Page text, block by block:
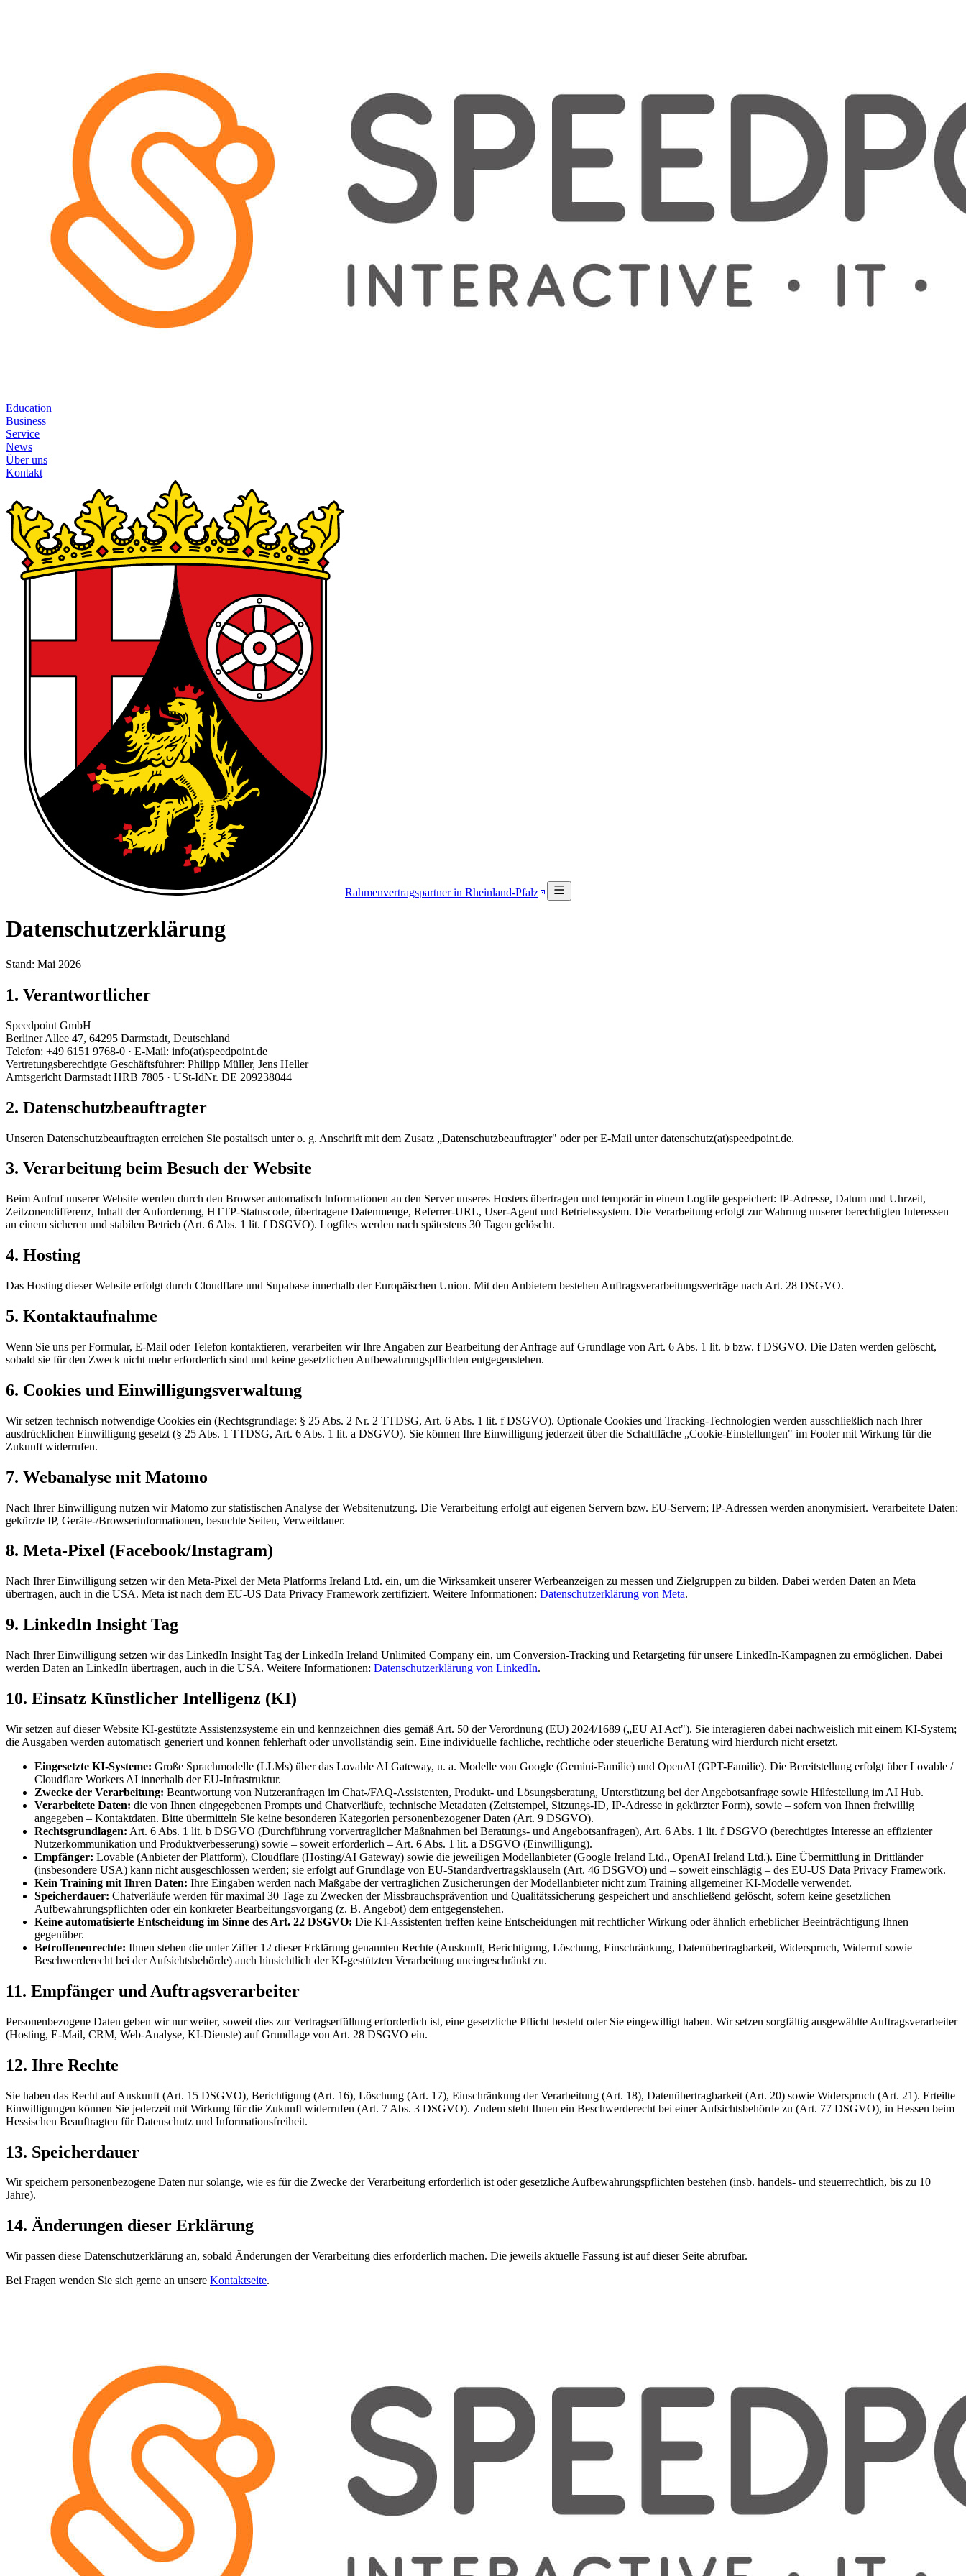
Education
Business
Service
News
Über uns
Kontakt
Rahmenvertragspartner in Rheinland-Pfalz
Datenschutzerklärung
Stand: Mai 2026
1. Verantwortlicher
Speedpoint GmbH
Berliner Allee 47, 64295 Darmstadt, Deutschland
Telefon: +49 6151 9768-0 · E-Mail: info(at)speedpoint.de
Vertretungsberechtigte Geschäftsführer: Philipp Müller, Jens Heller
Amtsgericht Darmstadt HRB 7805 · USt-IdNr. DE 209238044
2. Datenschutzbeauftragter
Unseren Datenschutzbeauftragten erreichen Sie postalisch unter o. g. Anschrift mit dem Zusatz „Datenschutzbeauftragter" oder per E-Mail unter datenschutz(at)speedpoint.de.
3. Verarbeitung beim Besuch der Website
Beim Aufruf unserer Website werden durch den Browser automatisch Informationen an den Server unseres Hosters übertragen und temporär in einem Logfile gespeichert: IP-Adresse, Datum und Uhrzeit,
Zeitzonendifferenz, Inhalt der Anforderung, HTTP-Statuscode, übertragene Datenmenge, Referrer-URL, User-Agent und Betriebssystem. Die Verarbeitung erfolgt zur Wahrung unserer berechtigten Interessen
an einem sicheren und stabilen Betrieb (Art. 6 Abs. 1 lit. f DSGVO). Logfiles werden nach spätestens 30 Tagen gelöscht.
4. Hosting
Das Hosting dieser Website erfolgt durch Cloudflare und Supabase innerhalb der Europäischen Union. Mit den Anbietern bestehen Auftragsverarbeitungsverträge nach Art. 28 DSGVO.
5. Kontaktaufnahme
Wenn Sie uns per Formular, E-Mail oder Telefon kontaktieren, verarbeiten wir Ihre Angaben zur Bearbeitung der Anfrage auf Grundlage von Art. 6 Abs. 1 lit. b bzw. f DSGVO. Die Daten werden gelöscht,
sobald sie für den Zweck nicht mehr erforderlich sind und keine gesetzlichen Aufbewahrungspflichten entgegenstehen.
6. Cookies und Einwilligungsverwaltung
Wir setzen technisch notwendige Cookies ein (Rechtsgrundlage: § 25 Abs. 2 Nr. 2 TTDSG, Art. 6 Abs. 1 lit. f DSGVO). Optionale Cookies und Tracking-Technologien werden ausschließlich nach Ihrer
ausdrücklichen Einwilligung gesetzt (§ 25 Abs. 1 TTDSG, Art. 6 Abs. 1 lit. a DSGVO). Sie können Ihre Einwilligung jederzeit über die Schaltfläche „Cookie-Einstellungen" im Footer mit Wirkung für die
Zukunft widerrufen.
7. Webanalyse mit Matomo
Nach Ihrer Einwilligung nutzen wir Matomo zur statistischen Analyse der Websitenutzung. Die Verarbeitung erfolgt auf eigenen Servern bzw. EU-Servern; IP-Adressen werden anonymisiert. Verarbeitete Daten:
gekürzte IP, Geräte-/Browserinformationen, besuchte Seiten, Verweildauer.
8. Meta-Pixel (Facebook/Instagram)
Nach Ihrer Einwilligung setzen wir den Meta-Pixel der Meta Platforms Ireland Ltd. ein, um die Wirksamkeit unserer Werbeanzeigen zu messen und Zielgruppen zu bilden. Dabei werden Daten an Meta
übertragen, auch in die USA. Meta ist nach dem EU-US Data Privacy Framework zertifiziert. Weitere Informationen: Datenschutzerklärung von Meta.
9. LinkedIn Insight Tag
Nach Ihrer Einwilligung setzen wir das LinkedIn Insight Tag der LinkedIn Ireland Unlimited Company ein, um Conversion-Tracking und Retargeting für unsere LinkedIn-Kampagnen zu ermöglichen. Dabei
werden Daten an LinkedIn übertragen, auch in die USA. Weitere Informationen: Datenschutzerklärung von LinkedIn.
10. Einsatz Künstlicher Intelligenz (KI)
Wir setzen auf dieser Website KI-gestützte Assistenzsysteme ein und kennzeichnen dies gemäß Art. 50 der Verordnung (EU) 2024/1689 („EU AI Act"). Sie interagieren dabei nachweislich mit einem KI-System;
die Ausgaben werden automatisch generiert und können fehlerhaft oder unvollständig sein. Eine individuelle fachliche, rechtliche oder steuerliche Beratung wird hierdurch nicht ersetzt.
Eingesetzte KI-Systeme: Große Sprachmodelle (LLMs) über das Lovable AI Gateway, u. a. Modelle von Google (Gemini-Familie) und OpenAI (GPT-Familie). Die Bereitstellung erfolgt über Lovable /
Cloudflare Workers AI innerhalb der EU-Infrastruktur.
Zwecke der Verarbeitung: Beantwortung von Nutzeranfragen im Chat-/FAQ-Assistenten, Produkt- und Lösungsberatung, Unterstützung bei der Angebotsanfrage sowie Hilfestellung im AI Hub.
Verarbeitete Daten: die von Ihnen eingegebenen Prompts und Chatverläufe, technische Metadaten (Zeitstempel, Sitzungs-ID, IP-Adresse in gekürzter Form), sowie – sofern von Ihnen freiwillig
angegeben – Kontaktdaten. Bitte übermitteln Sie keine besonderen Kategorien personenbezogener Daten (Art. 9 DSGVO).
Rechtsgrundlagen: Art. 6 Abs. 1 lit. b DSGVO (Durchführung vorvertraglicher Maßnahmen bei Beratungs- und Angebotsanfragen), Art. 6 Abs. 1 lit. f DSGVO (berechtigtes Interesse an effizienter
Nutzerkommunikation und Produktverbesserung) sowie – soweit erforderlich – Art. 6 Abs. 1 lit. a DSGVO (Einwilligung).
Empfänger: Lovable (Anbieter der Plattform), Cloudflare (Hosting/AI Gateway) sowie die jeweiligen Modellanbieter (Google Ireland Ltd., OpenAI Ireland Ltd.). Eine Übermittlung in Drittländer
(insbesondere USA) kann nicht ausgeschlossen werden; sie erfolgt auf Grundlage von EU-Standardvertragsklauseln (Art. 46 DSGVO) und – soweit einschlägig – des EU-US Data Privacy Framework.
Kein Training mit Ihren Daten: Ihre Eingaben werden nach Maßgabe der vertraglichen Zusicherungen der Modellanbieter nicht zum Training allgemeiner KI-Modelle verwendet.
Speicherdauer: Chatverläufe werden für maximal 30 Tage zu Zwecken der Missbrauchsprävention und Qualitätssicherung gespeichert und anschließend gelöscht, sofern keine gesetzlichen
Aufbewahrungspflichten oder ein konkreter Bearbeitungsvorgang (z. B. Angebot) dem entgegenstehen.
Keine automatisierte Entscheidung im Sinne des Art. 22 DSGVO: Die KI-Assistenten treffen keine Entscheidungen mit rechtlicher Wirkung oder ähnlich erheblicher Beeinträchtigung Ihnen
gegenüber.
Betroffenenrechte: Ihnen stehen die unter Ziffer 12 dieser Erklärung genannten Rechte (Auskunft, Berichtigung, Löschung, Einschränkung, Datenübertragbarkeit, Widerspruch, Widerruf sowie
Beschwerderecht bei der Aufsichtsbehörde) auch hinsichtlich der KI-gestützten Verarbeitung uneingeschränkt zu.
11. Empfänger und Auftragsverarbeiter
Personenbezogene Daten geben wir nur weiter, soweit dies zur Vertragserfüllung erforderlich ist, eine gesetzliche Pflicht besteht oder Sie eingewilligt haben. Wir setzen sorgfältig ausgewählte Auftragsverarbeiter
(Hosting, E-Mail, CRM, Web-Analyse, KI-Dienste) auf Grundlage von Art. 28 DSGVO ein.
12. Ihre Rechte
Sie haben das Recht auf Auskunft (Art. 15 DSGVO), Berichtigung (Art. 16), Löschung (Art. 17), Einschränkung der Verarbeitung (Art. 18), Datenübertragbarkeit (Art. 20) sowie Widerspruch (Art. 21). Erteilte
Einwilligungen können Sie jederzeit mit Wirkung für die Zukunft widerrufen (Art. 7 Abs. 3 DSGVO). Zudem steht Ihnen ein Beschwerderecht bei einer Aufsichtsbehörde zu (Art. 77 DSGVO), in Hessen beim
Hessischen Beauftragten für Datenschutz und Informationsfreiheit.
13. Speicherdauer
Wir speichern personenbezogene Daten nur solange, wie es für die Zwecke der Verarbeitung erforderlich ist oder gesetzliche Aufbewahrungspflichten bestehen (insb. handels- und steuerrechtlich, bis zu 10
Jahre).
14. Änderungen dieser Erklärung
Wir passen diese Datenschutzerklärung an, sobald Änderungen der Verarbeitung dies erforderlich machen. Die jeweils aktuelle Fassung ist auf dieser Seite abrufbar.
Bei Fragen wenden Sie sich gerne an unsere Kontaktseite.